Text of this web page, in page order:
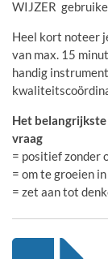
WIJZER
Heel kort noteer
van max. 15
handig
Het
vraag
= positief zonder
= om te groeien
= zet aan tot